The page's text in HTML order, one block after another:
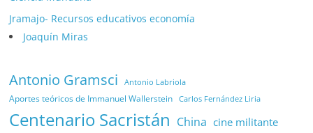
Jramajo- Recursos educativos economía
Joaquín Miras
Antonio Gramsci Antonio Labriola
Aportes teóricos de Immanuel Wallerstein Carlos Fernández Liria
Centenario Sacristán China cine militante